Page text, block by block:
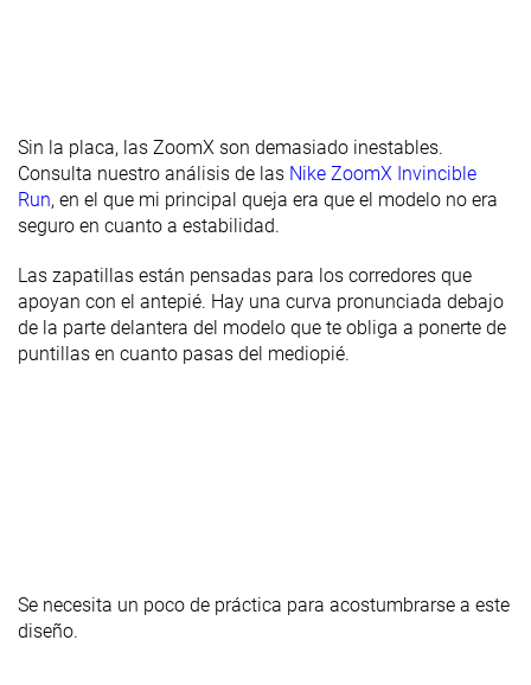
Sin la placa, las ZoomX son demasiado inestables.
Consulta nuestro análisis de las Nike ZoomX Invincible
Run, en el que mi principal queja era que el modelo no era
seguro en cuanto a estabilidad.
Las zapatillas están pensadas para los corredores que
apoyan con el antepié. Hay una curva pronunciada debajo
de la parte delantera del modelo que te obliga a ponerte de
puntillas en cuanto pasas del mediopié.
Se necesita un poco de práctica para acostumbrarse a este
diseño.